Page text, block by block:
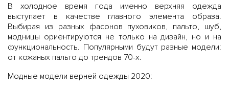
В холодное время года именно верхняя одежда
выступает в качестве главного элемента образа.
Выбирая из разных фасонов пуховиков, пальто, шуб,
модницы ориентируются не только на дизайн, но и на
функциональность. Популярными будут разные модели:
от кожаных пальто до трендов 70-х.
Модные модели верней одежды 2020: